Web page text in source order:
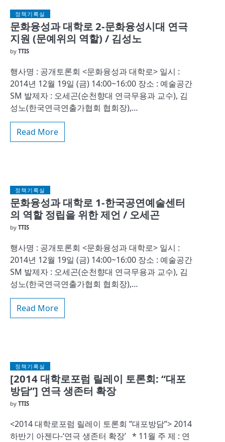
정책기록실
문화융성과 대학로 2-문화융성시대 연극
지원 (문예위의 역할) / 김성노
by TTIS
행사명 : 공개토론회 <문화융성과 대학로> 일시 :
2014년 12월 19일 (금) 14:00~16:00 장소 : 예술공간
SM 발제자 : 오세곤(순천향대 연극무용과 교수), 김
성노(한국연극연출가협회 협회장),…
Read More
정책기록실
문화융성과 대학로 1-한국공연예술센터
의 역할 정립을 위한 제언 / 오세곤
by TTIS
행사명 : 공개토론회 <문화융성과 대학로> 일시 :
2014년 12월 19일 (금) 14:00~16:00 장소 : 예술공간
SM 발제자 : 오세곤(순천향대 연극무용과 교수), 김
성노(한국연극연출가협회 협회장),…
Read More
정책기록실
[2014 대학로포럼 릴레이 토론회: “대포
방담”] 연극 생존터 확장
by TTIS
<2014 대학로포럼 릴레이 토론회 ”대포방담”> 2014
하반기 아젠다-‘연극 생존터 확장’ * 11월 주 제 : 연